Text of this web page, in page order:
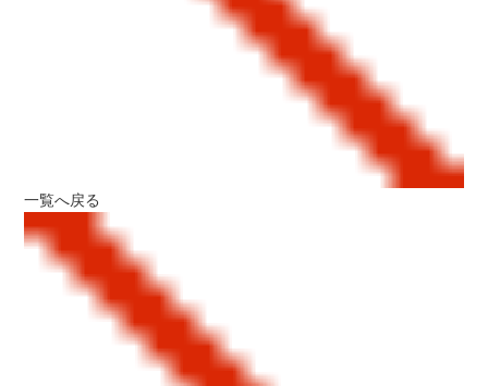
一覧へ戻る